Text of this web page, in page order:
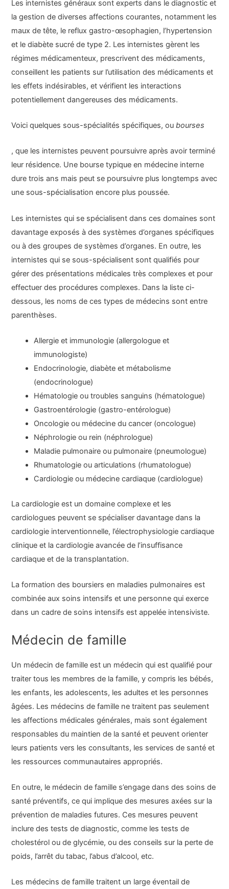
Les internistes généraux sont experts dans le diagnostic et
la gestion de diverses affections courantes, notamment les
maux de tête, le reflux gastro-œsophagien, l’hypertension
et le diabète sucré de type 2. Les internistes gèrent les
régimes médicamenteux, prescrivent des médicaments,
conseillent les patients sur l’utilisation des médicaments et
les effets indésirables, et vérifient les interactions
potentiellement dangereuses des médicaments.
Voici quelques sous-spécialités spécifiques, oubourses
, que les internistes peuvent poursuivre après avoir terminé
leur résidence. Une bourse typique en médecine interne
dure trois ans mais peut se poursuivre plus longtemps avec
une sous-spécialisation encore plus poussée.
Les internistes qui se spécialisent dans ces domaines sont
davantage exposés à des systèmes d’organes spécifiques
ou à des groupes de systèmes d’organes. En outre, les
internistes qui se sous-spécialisent sont qualifiés pour
gérer des présentations médicales très complexes et pour
effectuer des procédures complexes. Dans la liste ci-
dessous, les noms de ces types de médecins sont entre
parenthèses.
Allergie et immunologie (allergologue et
immunologiste)
Endocrinologie, diabète et métabolisme
(endocrinologue)
Hématologie ou troubles sanguins (hématologue)
Gastroentérologie (gastro-entérologue)
Oncologie ou médecine du cancer (oncologue)
Néphrologie ou rein (néphrologue)
Maladie pulmonaire ou pulmonaire (pneumologue)
Rhumatologie ou articulations (rhumatologue)
Cardiologie ou médecine cardiaque (cardiologue)
La cardiologie est un domaine complexe et les
cardiologues peuvent se spécialiser davantage dans la
cardiologie interventionnelle, l’électrophysiologie cardiaque
clinique et la cardiologie avancée de l’insuffisance
cardiaque et de la transplantation.
La formation des boursiers en maladies pulmonaires est
combinée aux soins intensifs et une personne qui exerce
dans un cadre de soins intensifs est appelée intensiviste.
Médecin de famille
Un médecin de famille est un médecin qui est qualifié pour
traiter tous les membres de la famille, y compris les bébés,
les enfants, les adolescents, les adultes et les personnes
âgées. Les médecins de famille ne traitent pas seulement
les affections médicales générales, mais sont également
responsables du maintien de la santé et peuvent orienter
leurs patients vers les consultants, les services de santé et
les ressources communautaires appropriés.
En outre, le médecin de famille s’engage dans des soins de
santé préventifs, ce qui implique des mesures axées sur la
prévention de maladies futures. Ces mesures peuvent
inclure des tests de diagnostic, comme les tests de
cholestérol ou de glycémie, ou des conseils sur la perte de
poids, l’arrêt du tabac, l’abus d’alcool, etc.
Les médecins de famille traitent un large éventail de